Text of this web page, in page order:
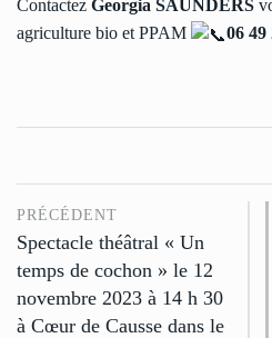
Contactez Georgia SAUNDERS
agriculture bio et PPAM
06 49
PRÉCÉDENT
Spectacle théâtral « Un
temps de cochon » le 12
novembre 2023 à 14 h 30
à Cœur de Causse dans le